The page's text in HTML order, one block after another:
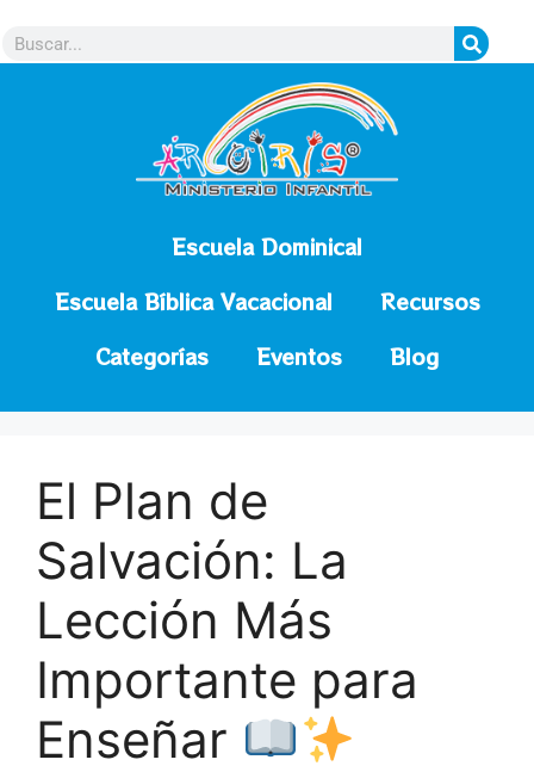
Escuela Dominical
Escuela Bíblica Vacacional
Recursos
Categorías
Eventos Blog
El Plan de
Salvación: La
Lección Más
Importante para
Enseñar